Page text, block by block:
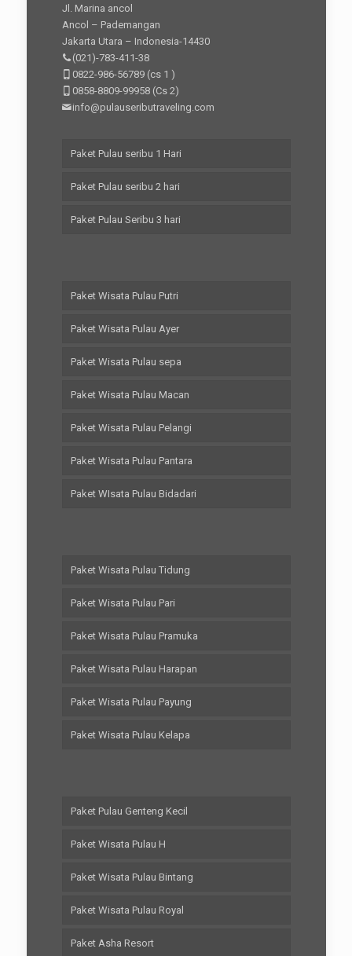
Jl. Marina ancol
Ancol – Pademangan
Jakarta Utara – Indonesia-14430
(021)-783-411-38
0822-986-56789(cs 1 )
0858-8809-99958(Cs 2)
info@pulauseributraveling.com
Paket Pulau seribu 1 Hari
Paket Pulau seribu 2 hari
Paket Pulau Seribu 3 hari
Paket Wisata Pulau Putri
Paket Wisata Pulau Ayer
Paket Wisata Pulau sepa
Paket Wisata Pulau Macan
Paket Wisata Pulau Pelangi
Paket Wisata Pulau Pantara
Paket WIsata Pulau Bidadari
Paket Wisata Pulau Tidung
Paket Wisata Pulau Pari
Paket Wisata Pulau Pramuka
Paket Wisata Pulau Harapan
Paket Wisata Pulau Payung
Paket Wisata Pulau Kelapa
Paket Pulau Genteng Kecil
Paket Wisata Pulau H
Paket Wisata Pulau Bintang
Paket Wisata Pulau Royal
Paket Asha Resort